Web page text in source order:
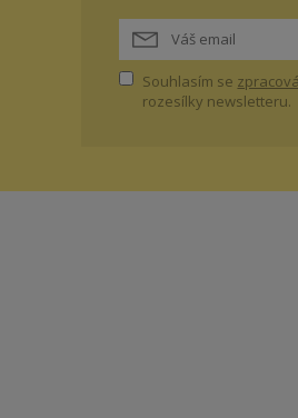
Souhlasím se
rozesílky newsletteru.